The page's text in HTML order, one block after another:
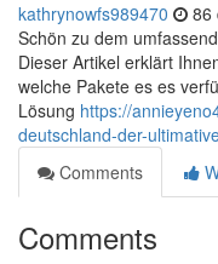
kathrynowfs989470 86
Schön zu dem
Dieser Artikel erklärt
welche Pakete es es
Lösung https://
deutschland-der-
Comments
Comments